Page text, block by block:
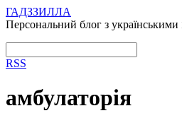
ГАДЗЗИЛЛА
Персональний блог з
RSS
амбулаторія